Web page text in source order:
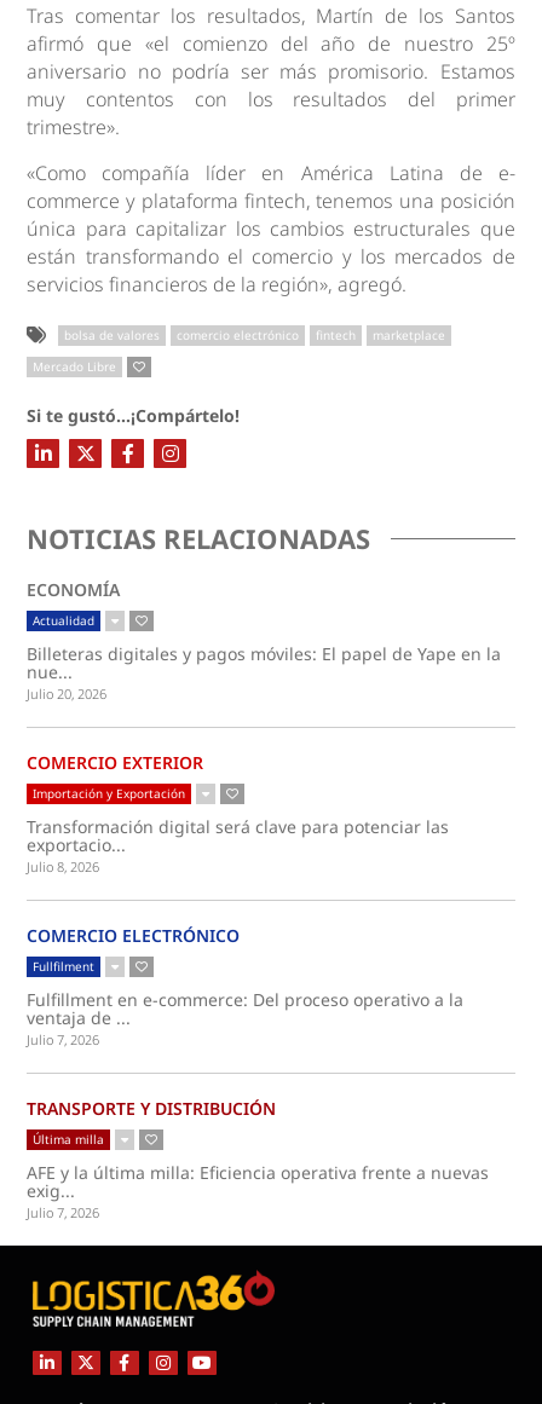
Tras comentar los resultados, Martín de los Santos
afirmó que «el comienzo del año de nuestro 25º
aniversario no podría ser más promisorio. Estamos
muy contentos con los resultados del primer
trimestre».
«Como compañía líder en América Latina de e-
commerce y plataforma fintech, tenemos una posición
única para capitalizar los cambios estructurales que
están transformando el comercio y los mercados de
servicios financieros de la región», agregó.
bolsa de valores comercio electrónico fintech
marketplace
Mercado Libre
Si te gustó...¡Compártelo!
NOTICIAS RELACIONADAS
ECONOMÍA
Actualidad
Billeteras digitales y pagos móviles: El papel de Yape en la
nue...
Julio 20, 2026
COMERCIO EXTERIOR
Importación y Exportación
Transformación digital será clave para potenciar las
exportacio...
Julio 8, 2026
COMERCIO ELECTRÓNICO
Fullfilment
Fulfillment en e-commerce: Del proceso operativo a la
ventaja de ...
Julio 7, 2026
TRANSPORTE Y DISTRIBUCIÓN
Última milla
AFE y la última milla: Eficiencia operativa frente a nuevas
exig...
Julio 7, 2026